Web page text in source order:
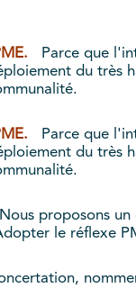
Parce que
du
Parce que
du
proposons
le réflexe